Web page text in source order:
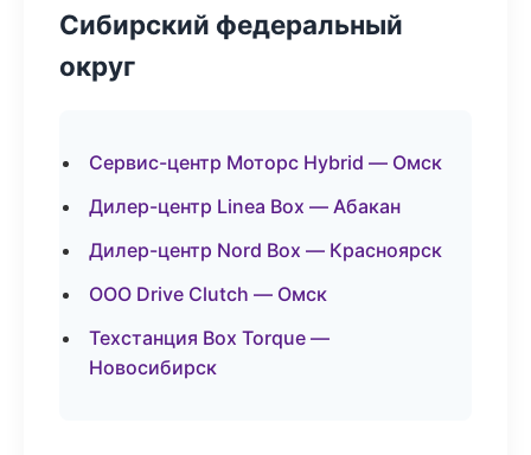
Сибирский федеральный
округ
Сервис-центр Моторс Hybrid — Омск
Дилер-центр Linea Box — Абакан
Дилер-центр Nord Box — Красноярск
ООО Drive Clutch — Омск
Техстанция Box Torque —
Новосибирск